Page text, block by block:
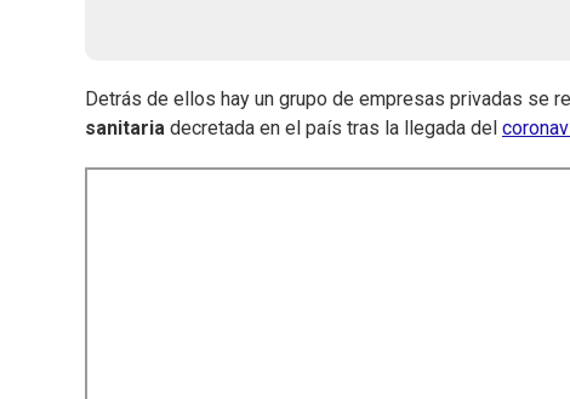
Detrás de ellos hay un grupo de empresas privadas se
sanitaria decretada en el país tras la llegada del